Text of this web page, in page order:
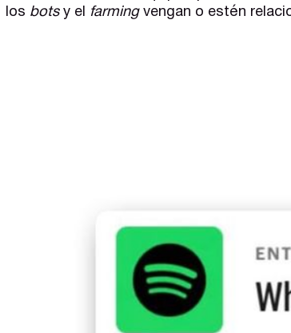
los botsy el farmingvengan o estén